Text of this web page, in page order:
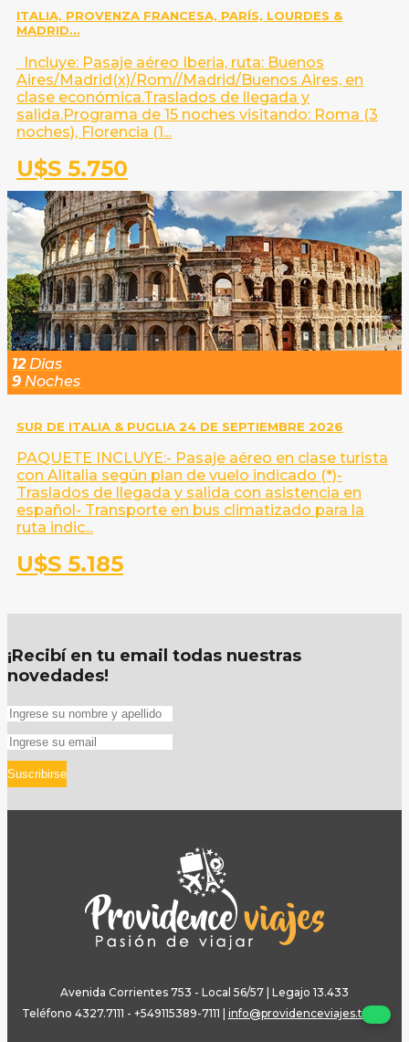
ITALIA, PROVENZA FRANCESA, PARÍS, LOURDES &
MADRID...
Incluye: Pasaje aéreo Iberia, ruta: Buenos
Aires/Madrid(x)/Rom//Madrid/Buenos Aires, en
clase económica.Traslados de llegada y
salida.Programa de 15 noches visitando: Roma (3
noches), Florencia (1...
U$S 5.750
12Dias
9 Noches
SUR DE ITALIA & PUGLIA 24 DE SEPTIEMBRE 2026
PAQUETE INCLUYE:- Pasaje aéreo en clase turista
con Alitalia según plan de vuelo indicado (*)-
Traslados de llegada y salida con asistencia en
español- Transporte en bus climatizado para la
ruta indic...
U$S 5.185
¡Recibí en tu email todas nuestras
novedades!
Suscribirse
Avenida Corrientes 753 - Local 56/57 | Legajo 13.433
Teléfono 4327.7111 - +549115389-7111
info@providenceviajes.tur.ar